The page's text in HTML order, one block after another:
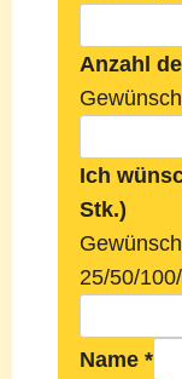
Anzahl
Ich
Stk.)
25/50/
Name *